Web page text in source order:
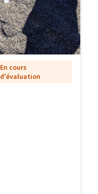
En cours
d'évaluation